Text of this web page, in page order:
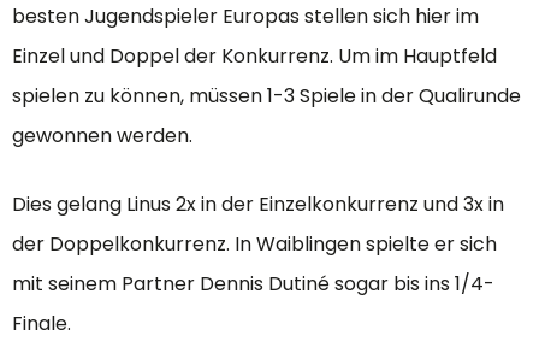
besten Jugendspieler Europas stellen sich hier im
Einzel und Doppel der Konkurrenz. Um im Hauptfeld
spielen zu können, müssen 1-3 Spiele in der Qualirunde
gewonnen werden.
Dies gelang Linus 2x in der Einzelkonkurrenz und 3x in
der Doppelkonkurrenz. In Waiblingen spielte er sich
mit seinem Partner Dennis Dutiné sogar bis ins 1/4-
Finale.